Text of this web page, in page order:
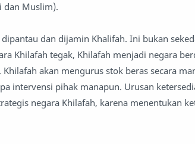
dan Muslim).
dan dijamin Khalifah. Ini bukan
Khilafah tegak, Khilafah menjadi negara
akan mengurus stok beras secara
intervensi pihak manapun. Urusan
negara Khilafah, karena menentukan